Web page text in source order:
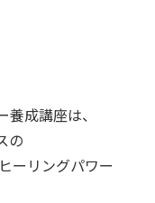
成講座は、
の
ーリングパワー